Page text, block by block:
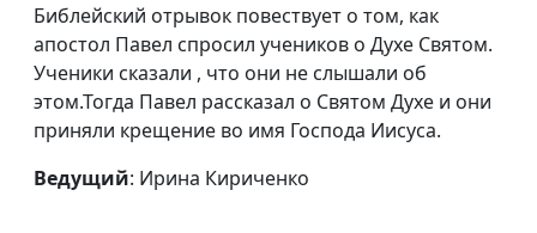
Другой Утешитель - Дух Святой.
Евангелие по Иоанну 14:16-31
Ирина
Кириченко
Если любите Меня, соблюдите
заповеди Мои: как выразить
Иоанну 14:1-15
Ирина
Кириченко
#39
Библейский отрывок повествует о том, как
апостол Павел спросил учеников о Духе Святом.
Ученики сказали , что они не слышали об
этом.Тогда Павел рассказал о Святом Духе и они
приняли крещение во имя Господа Иисуса.
Ведущий: Ирина Кириченко